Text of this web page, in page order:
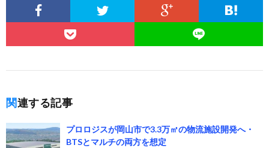
関連する記事
プロロジスが岡山市で3.3万㎡の物流施設開発へ・
BTSとマルチの両方を想定